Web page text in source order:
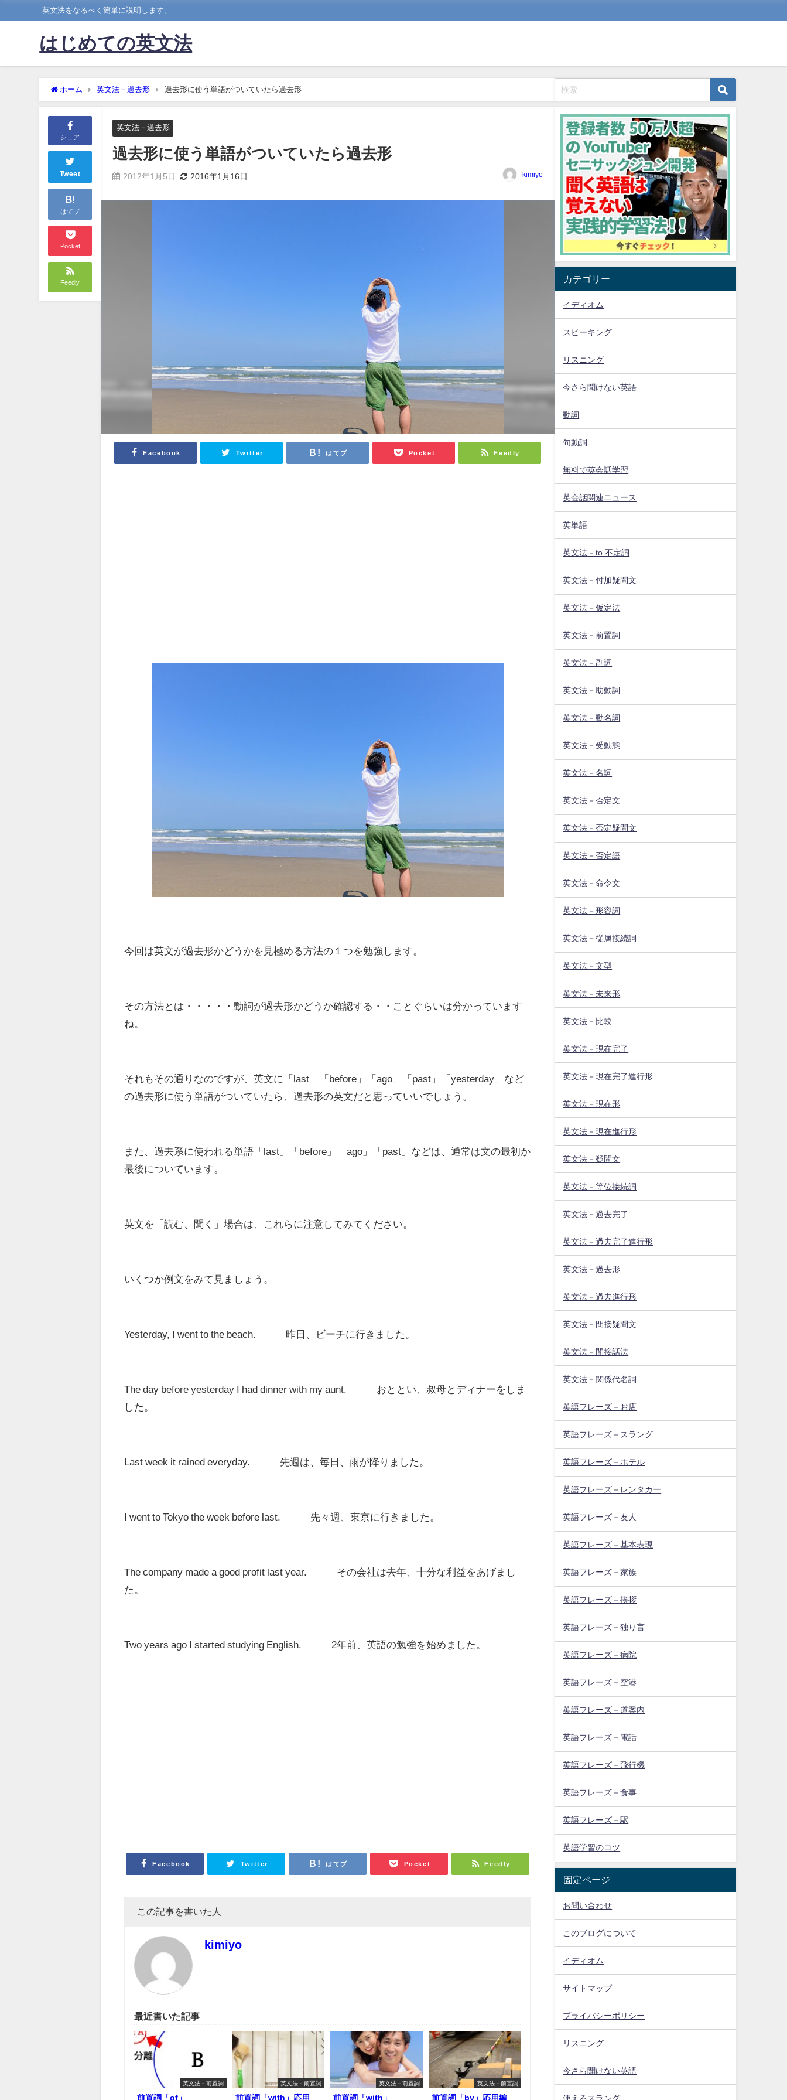
英文法をなるべく簡単に説明します。
はじめての英文法
ホーム 英文法－過去形 過去形に使う単語がついていたら過去形
シェア
Tweet
B!
はてブ
Pocket
Feedly
英文法－過去形
過去形に使う単語がついていたら過去形
2012年1月5日 2016年1月16日 kimiyo
Facebook Twitter はてブ Pocket Feedly
今回は英文が過去形かどうかを見極める方法の１つを勉強します。
その方法とは・・・・・動詞が過去形かどうか確認する・・ことぐらいは分かっています
ね。
それもその通りなのですが、英文に 「last」「before」「ago」「past」「yesterday」 など
の過去形に使う単語がついていたら、過去形の英文だと思っていいでしょう。
また、過去系に使われる単語「last」「before」「ago」「past」などは、通常は文の最初か
最後についています。
英文を「読む、聞く」場合は、これらに注意してみてください。
いくつか例文をみて見ましょう。
Yesterday, I went to the beach. 昨日、ビーチに行きました。
The day before yesterday I had dinner with my aunt. おととい、叔母とディナーをしま
した。
Last week it rained everyday. 先週は、毎日、雨が降りました。
I went to Tokyothe week before last . 先々週、東京に行きました。
The company made a good profit last year. その会社は去年、十分な利益をあげまし
た。
Two years ago I started studying English. 2年前、英語の勉強を始めました。
Facebook Twitter はてブ Pocket Feedly
この記事を書いた人
kimiyo
最近書いた記事
英文法－前置詞
前置詞「of」
英文法－前置詞
前置詞「with」応用
英文法－前置詞
前置詞「with」
英文法－前置詞
前置詞「by」応用編
カテゴリー
イディオム
スピーキング
リスニング
今さら聞けない英語
動詞
句動詞
無料で英会話学習
英会話関連ニュース
英単語
英文法－to 不定詞
英文法－付加疑問文
英文法－仮定法
英文法－前置詞
英文法－副詞
英文法－助動詞
英文法－動名詞
英文法－受動態
英文法－名詞
英文法－否定文
英文法－否定疑問文
英文法－否定語
英文法－命令文
英文法－形容詞
英文法－従属接続詞
英文法－文型
英文法－未来形
英文法－比較
英文法－現在完了
英文法－現在完了進行形
英文法－現在形
英文法－現在進行形
英文法－疑問文
英文法－等位接続詞
英文法－過去完了
英文法－過去完了進行形
英文法－過去形
英文法－過去進行形
英文法－間接疑問文
英文法－間接話法
英文法－関係代名詞
英語フレーズ－お店
英語フレーズ－スラング
英語フレーズ－ホテル
英語フレーズ－レンタカー
英語フレーズ－友人
英語フレーズ－基本表現
英語フレーズ－家族
英語フレーズ－挨拶
英語フレーズ－独り言
英語フレーズ－病院
英語フレーズ－空港
英語フレーズ－道案内
英語フレーズ－電話
英語フレーズ－飛行機
英語フレーズ－食事
英語フレーズ－駅
英語学習のコツ
固定ページ
お問い合わせ
このブログについて
イディオム
サイトマップ
プライバシーポリシー
リスニング
今さら聞けない英語
使えるスラング